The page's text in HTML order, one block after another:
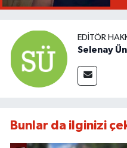
EDITÖR
Selenay
Bunlar da ilginizi